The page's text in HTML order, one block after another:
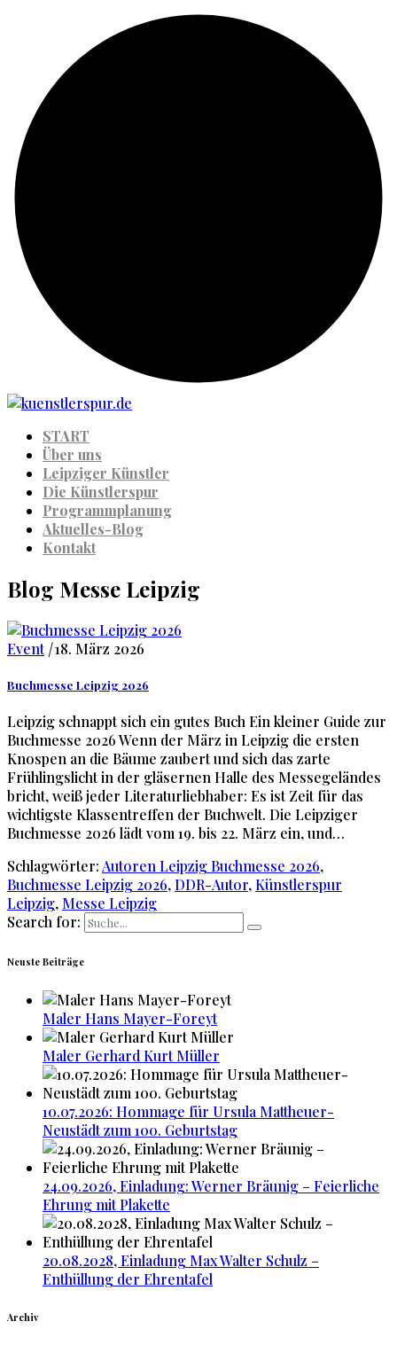
START
Über uns
Leipziger Künstler
Die Künstlerspur
Programmplanung
Aktuelles-Blog
Kontakt
Blog Messe Leipzig
Event |18. März 2026
Buchmesse Leipzig 2026
Leipzig schnappt sich ein gutes Buch Ein kleiner Guide zur
Buchmesse 2026 Wenn der März in Leipzig die ersten
Knospen an die Bäume zaubert und sich das zarte
Frühlingslicht in der gläsernen Halle des Messegeländes
bricht, weiß jeder Literaturliebhaber: Es ist Zeit für das
wichtigste Klassentreffen der Buchwelt. Die Leipziger
Buchmesse 2026 lädt vom 19. bis 22. März ein, und…
Schlagwörter: Autoren Leipzig Buchmesse 2026,
Buchmesse Leipzig 2026, DDR-Autor, Künstlerspur
Leipzig, Messe Leipzig
Search for:
Neuste Beiträge
Maler Hans Mayer-Foreyt
Maler Gerhard Kurt Müller
10.07.2026: Hommage für Ursula Mattheuer-
Neustädt zum 100. Geburtstag
24.09.2026, Einladung: Werner Bräunig – Feierliche
Ehrung mit Plakette
20.08.2028, Einladung Max Walter Schulz –
Enthüllung der Ehrentafel
Archiv